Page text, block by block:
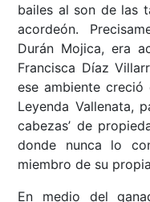
bailes al son de las
acordeón.
Durán Mojica, era
Francisca Díaz
ese ambiente
Leyenda Vallenata,
cabezas’ de
donde nunca lo
miembro de su
En medio del